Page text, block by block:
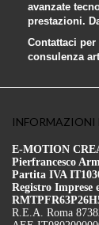
avanzate
prestazioni.
Contattaci
consulenza
E-MOTION
Pierfrancesco
Partita IVA
Registro Imprese
R.E.A. Roma